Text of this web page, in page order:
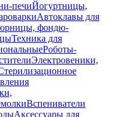
печиЙогуртницы,
Автоклавы для
фондю-
Техника для
Роботы-
Электровеники,
Вспениватели
Аксессуары для